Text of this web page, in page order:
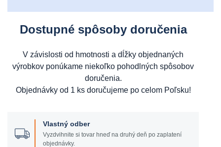
Dostupné spôsoby doručenia
V závislosti od hmotnosti a dĺžky objednaných
výrobkov ponúkame niekoľko pohodlných spôsobov
doručenia.
Objednávky od 1 ks doručujeme po celom Poľsku!
Vlastný odber
Vyzdvihnite si tovar hneď na druhý deň po zaplatení
objednávky.